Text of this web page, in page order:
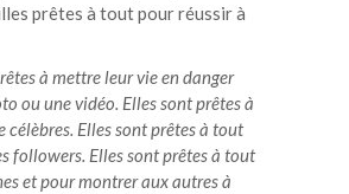
prêtes à tout pour réussir à
à mettre leur vie en danger
ou une vidéo. Elles sont prêtes à
célèbres. Elles sont prêtes à tout
followers. Elles sont prêtes à tout
et pour montrer aux autres à